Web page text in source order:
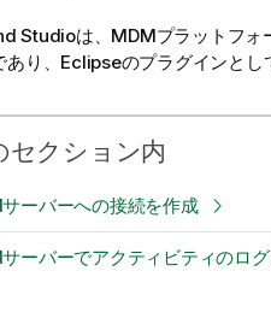
Studioは、MDMプラットフォ
あり、Eclipseのプラグインとし
セクション内
ーバーへの接続を作成
ーバーでアクティビティのロ